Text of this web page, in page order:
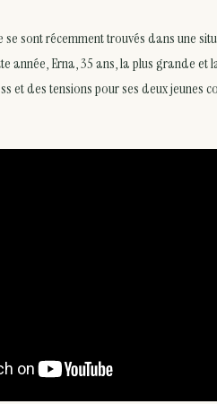
se sont récemment trouvés dans une
année, Erna, 35 ans, la plus grande et
et des tensions pour ses deux jeunes